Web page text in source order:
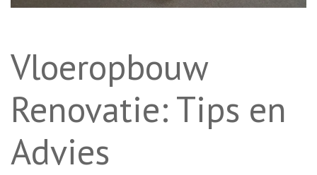
Vloeropbouw
Renovatie: Tips en
Advies